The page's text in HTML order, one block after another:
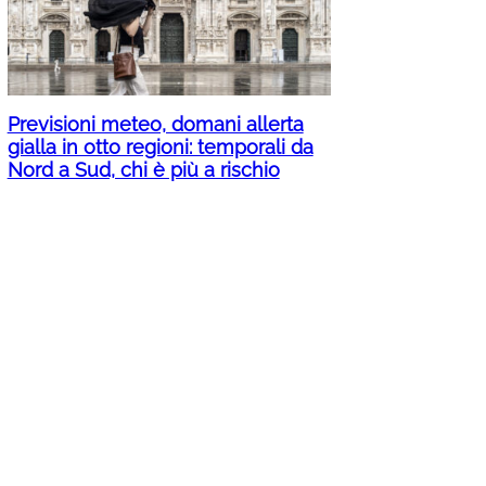
Previsioni meteo, domani allerta
gialla in otto regioni: temporali da
Nord a Sud, chi è più a rischio